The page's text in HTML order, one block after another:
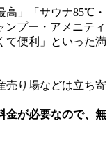
高」「サウナ85℃・
プー・アメニティ
て便利」といった満
売り場などは立ち寄
金が必要なので、無